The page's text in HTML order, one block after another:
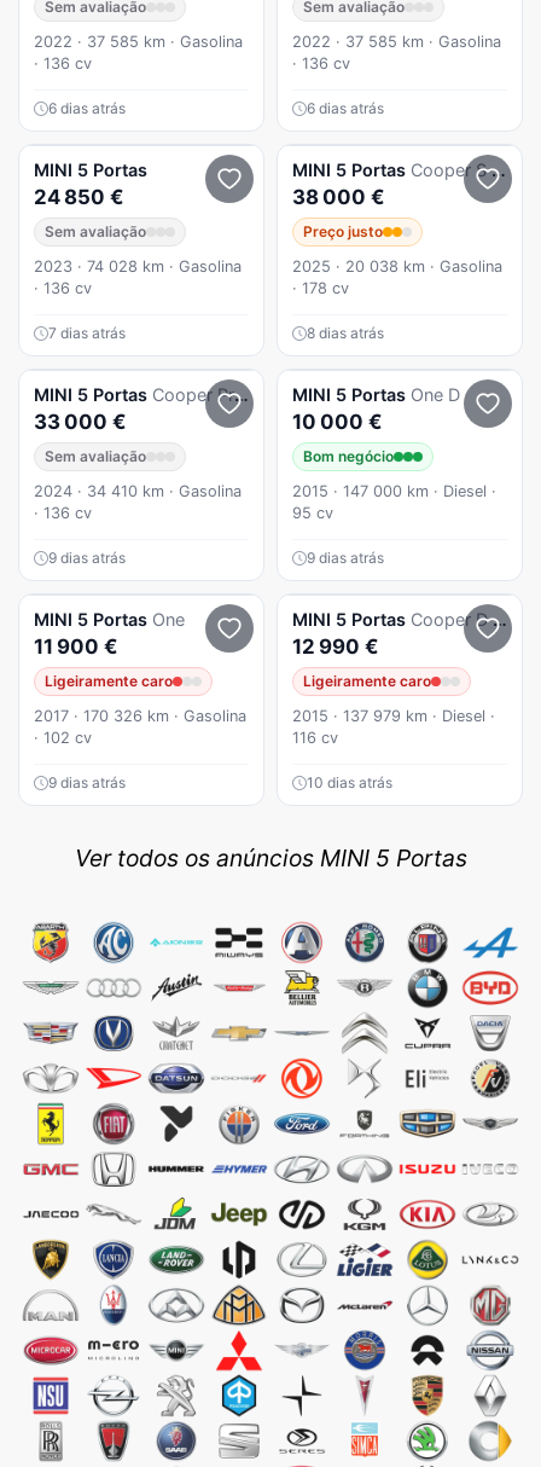
Sem avaliação
2022 · 37 585 km · Gasolina
· 136 cv
6 dias atrás
Sem avaliação
2022 · 37 585 km · Gasolina
· 136 cv
6 dias atrás
MINI 5 Portas
24 850 €
Sem avaliação
2023 · 74 028 km · Gasolina
· 136 cv
7 dias atrás
MINI 5 Portas Cooper S Auto
38 000 €
Preço justo
2025 · 20 038 km · Gasolina
· 178 cv
8 dias atrás
MINI 5 Portas Cooper Premium Classic Auto
33 000 €
Sem avaliação
2024 · 34 410 km · Gasolina
· 136 cv
9 dias atrás
MINI 5 Portas One D
10 000 €
Bom negócio
2015 · 147 000 km · Diesel ·
95 cv
9 dias atrás
MINI 5 Portas One
11 900 €
Ligeiramente caro
2017 · 170 326 km · Gasolina
· 102 cv
9 dias atrás
MINI 5 Portas Cooper D Seven
12 990 €
Ligeiramente caro
2015 · 137 979 km · Diesel ·
116 cv
10 dias atrás
Ver todos os anúncios MINI 5 Portas